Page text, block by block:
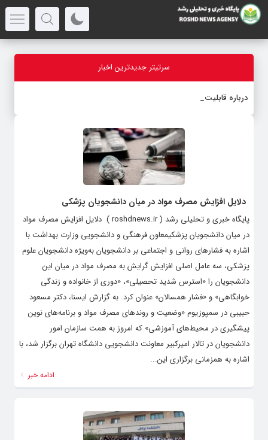
سرتیتر جدیدترین اخبار
درباره قابلیت قلم هو
دلایل افزایش مصرف مواد در میان دانشجویان پزشکی
پایگاه خبری و تحلیلی رشد ( roshdnews.ir ) دلایل افزایش مصرف مواد
در میان دانشجویان پزشکیمعاون فرهنگی و دانشجویی وزارت بهداشت با
اشاره به فشارهای روانی و اجتماعی بر دانشجویان به‌ویژه دانشجویان علوم
پزشکی، سه عامل اصلی افزایش گرایش به مصرف مواد در میان این
دانشجویان را «استرس شدید تحصیلی»، «دوری از خانواده و زندگی
خوابگاهی» و «فشار همسالان» عنوان کرد. به گزارش ایسنا، دکتر مسعود
حبیبی در سمپوزیوم «وضعیت و روندهای مصرف مواد و برنامه‌های نوین
پیشگیری در محیط‌های آموزشی» که امروز به همت سازمان امور
دانشجویان در تالار امیرکبیر معاونت دانشجویی دانشگاه تهران برگزار شد، با
اشاره به همزمانی برگزاری این...
ادامه خبر